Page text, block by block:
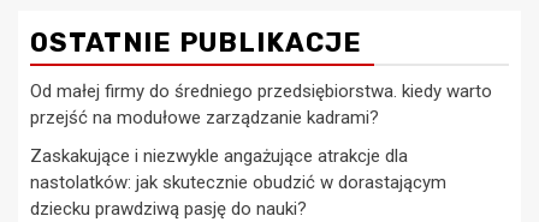
OSTATNIE PUBLIKACJE
Od małej firmy do średniego przedsiębiorstwa. kiedy warto
przejść na modułowe zarządzanie kadrami?
Zaskakujące i niezwykle angażujące atrakcje dla
nastolatków: jak skutecznie obudzić w dorastającym
dziecku prawdziwą pasję do nauki?